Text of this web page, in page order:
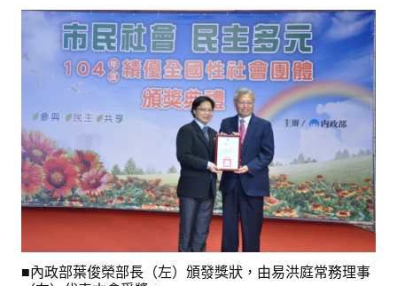
學會會址沿革
學會組織與架構
架構圖
理監事會
現任學會職員錄
重要章則
學生獎勵金申請辦法
■內政部葉俊榮部長（左）頒發獎狀，由易洪庭常務理事